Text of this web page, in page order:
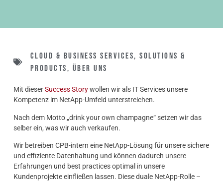
Cloud & Business Services,Solutions &
Products, Über uns
Mit dieserSuccess Storywollen wir als IT Services unsere
Kompetenz im NetApp-Umfeld unterstreichen.
Nach dem Motto „drink your own champagne“ setzen wir das
selber ein, was wir auch verkaufen.
Wir betreiben CPB-intern eine NetApp-Lösung für unsere sichere
und effiziente Datenhaltung und können dadurch unsere
Erfahrungen und best practices optimal in unsere
Kundenprojekte einfließen lassen. Diese duale NetApp-Rolle –